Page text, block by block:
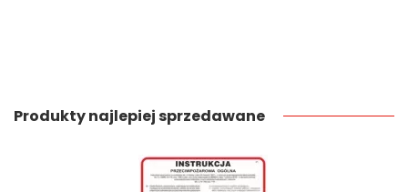
Produkty najlepiej sprzedawane